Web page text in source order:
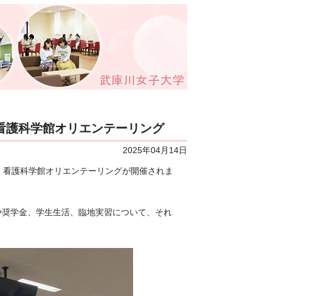
護科学館オリエンテーリング
2025年04月14日
護科学館オリエンテーリングが開催されま
学金、学生生活、臨地実習について、それ